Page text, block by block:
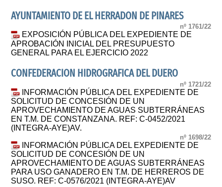
AYUNTAMIENTO DE EL HERRADON DE PINARES
nº 1761/22
EXPOSICIÓN PÚBLICA DEL EXPEDIENTE DE
APROBACIÓN INICIAL DEL PRESUPUESTO
GENERAL PARA EL EJERCICIO 2022
CONFEDERACION HIDROGRAFICA DEL DUERO
nº 1721/22
INFORMACIÓN PÚBLICA DEL EXPEDIENTE DE
SOLICITUD DE CONCESIÓN DE UN
APROVECHAMIENTO DE AGUAS SUBTERRÁNEAS
EN T.M. DE CONSTANZANA. REF: C-0452/2021
(INTEGRA-AYE)AV.
nº 1698/22
INFORMACIÓN PÚBLICA DEL EXPEDIENTE DE
SOLICITUD DE CONCESIÓN DE UN
APROVECHAMIENTO DE AGUAS SUBTERRÁNEAS
PARA USO GANADERO EN T.M. DE HERREROS DE
SUSO. REF: C-0576/2021 (INTEGRA-AYE)AV